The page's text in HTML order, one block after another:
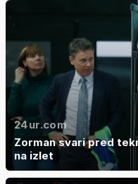
24ur.com
Zorman svari pred
na izlet